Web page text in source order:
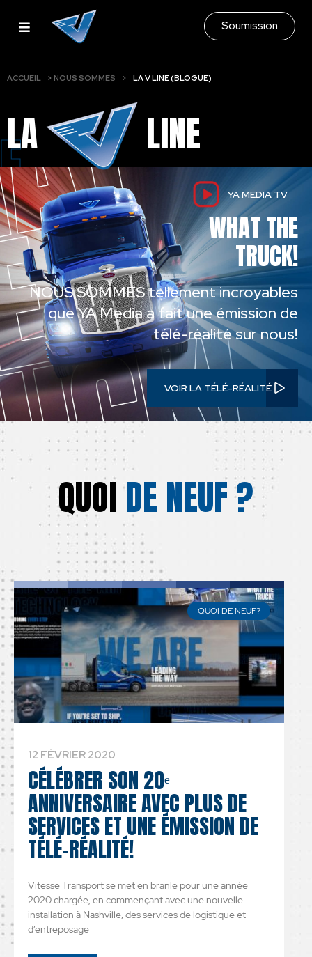
Soumission
ACCUEIL > NOUS SOMMES > LA V LINE (BLOGUE)
LA LINE
YA MEDIA TV
WHAT THE
TRUCK!
NOUS SOMMES tellement incroyables
que YA Media a fait une émission de
télé-réalité sur nous!
VOIR LA TÉLÉ-RÉALITÉ
QUOIDE NEUF ?
QUOI DE NEUF?
CÉLÉBRER SON 20ᵉ
ANNIVERSAIRE AVEC PLUS DE
SERVICES ET UNE ÉMISSION DE
TÉLÉ-RÉALITÉ!
Vitesse Transport se met en branle pour une année
2020 chargée, en commençant avec une nouvelle
installation à Nashville, des services de logistique et
d’entreposage
12 FÉVRIER 2020